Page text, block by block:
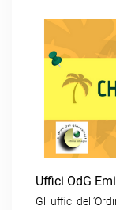
Uffici OdG
Gli uffici